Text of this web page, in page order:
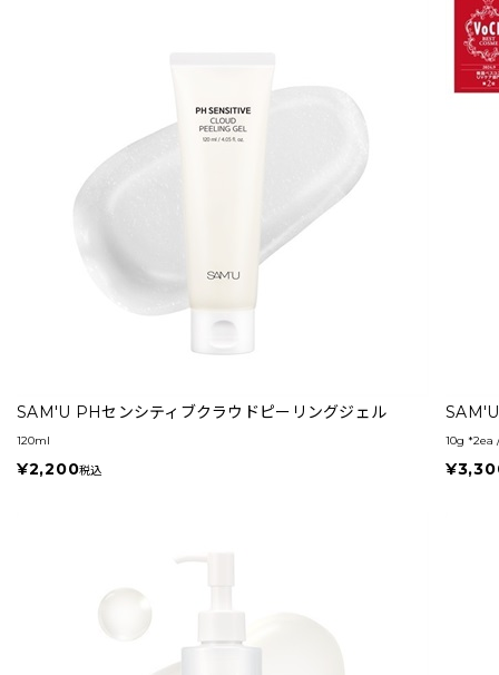
SAM'U PHセンシティブクラウドピーリングジェル
120ml
¥2,200税込
10g *2ea